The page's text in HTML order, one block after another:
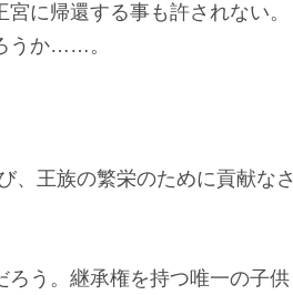
に帰還する事も許されない。
うか……。
、王族の繁栄のために貢献なさ
う。継承権を持つ唯一の子供